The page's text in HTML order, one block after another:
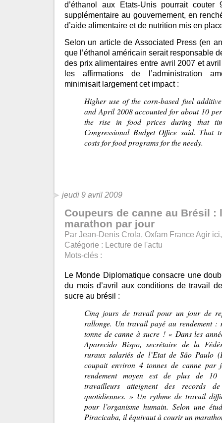
d’éthanol aux Etats-Unis pourrait
supplémentaire au gouvernement, en
d’aide alimentaire et de nutrition mis en
Selon un article de Associated Press (en
que l’éthanol américain serait responsable
des prix alimentaires entre avril 2007 et
les affirmations de l’administration
minimisait largement cet impact :
Higher use of the corn-based fuel
and April 2008 accounted for about 10
the rise in food prices during that
Congressional Budget Office said. That
costs for food programs for the needy.
jeudi 9 avril 2009
Coupeurs de canne au Brésil :
marathon par jour
Par Jean-Denis Crola, Oxfam France Agir
Catégorie : Lecture de l'actu
Mots-clés :
Le Monde Diplomatique consacre une
du mois d’avril aux conditions de travail
sucre au brésil :
Cinq jours de travail pour un jour de
rallonge. Un travail payé au rendement :
tonne de canne à sucre ! « Dans les
Aparecido Bispo, secrétaire de la
ruraux salariés de l’Etat de São Paulo
coupait environ 4 tonnes de canne par
rendement moyen est de plus de 10
travailleurs atteignent des records
quotidiennes. » Un rythme de travail
pour l’organisme humain. Selon une
Piracicaba, il équivaut à courir un